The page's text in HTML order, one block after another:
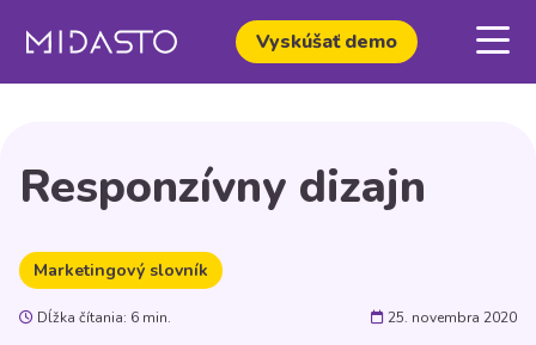
Vyskúšať demo
Responzívny dizajn
Marketingový slovník
Dĺžka čítania: 6 min.
25. novembra 2020